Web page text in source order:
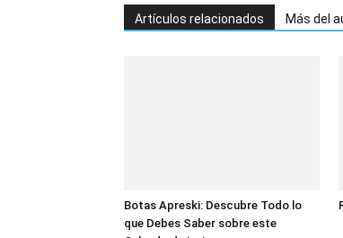
Artículos relacionados Más del
Botas Apreski: Descubre Todo lo
que Debes Saber sobre este